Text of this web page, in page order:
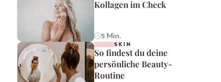
Kollagen im Check
5 Min.
SKIN
So findest du deine
persönliche Beauty-
Routine